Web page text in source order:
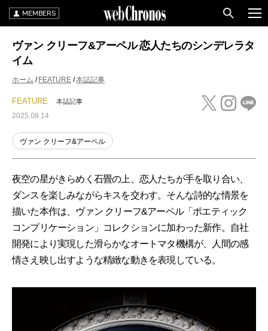
MEMBERS
ヴァン クリーフ&アーペル 恋人たちのシンデレラタ
イム
ホーム FEATURE 本誌記事
FEATURE 本誌記事
2025.08.14
ヴァン クリーフ&アーペル
夜空の星がきらめく石畳の上、恋人たちが手を取り合い、
ダンスを楽しみながらキスを交わす。そんな詩的な情景を
描いた本作は、ヴァン クリーフ&アーペル「ポエティック
コンプリケーション」コレクションに加わった新作。自社
開発により実現した滑らかなオートマタ機構が、人間の感
情さえ映し出すような精緻な動きを表現している。